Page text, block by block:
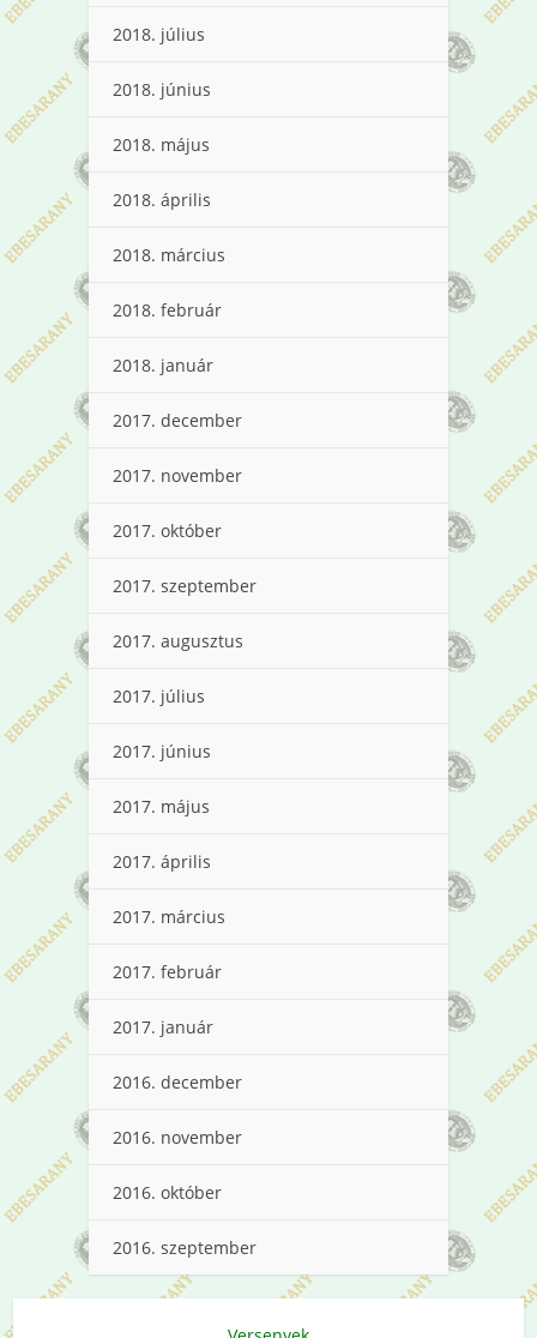
2018. július
2018. június
2018. május
2018. április
2018. március
2018. február
2018. január
2017. december
2017. november
2017. október
2017. szeptember
2017. augusztus
2017. július
2017. június
2017. május
2017. április
2017. március
2017. február
2017. január
2016. december
2016. november
2016. október
2016. szeptember